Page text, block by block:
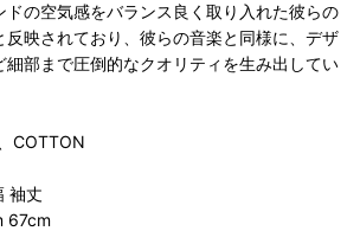
ドの空気感をバランス良く取り入れた彼らの
反映されており、彼らの音楽と同様に、デザ
細部まで圧倒的なクオリティを生み出してい
COTTON
袖丈
67cm